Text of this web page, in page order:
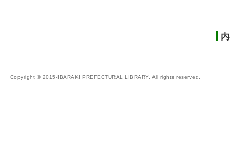
Copyright © 2015-IBARAKI PREFECTURAL LIBRARY. All rights reserved.